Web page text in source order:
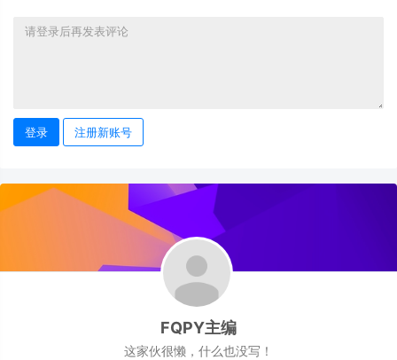
登录 注册新账号
FQPY主编
这家伙很懒，什么也没写！